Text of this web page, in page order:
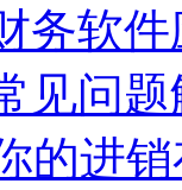
务软
见问
的进